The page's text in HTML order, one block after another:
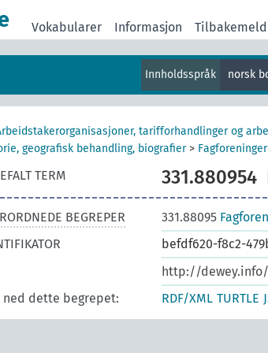
Vokabularer Informasjon
Innholdsspråk norsk
tarifforhandlinger og
geografisk behandling, biografier>
TERM 331.880954
BEGREPER 331.88095
befdf620-f8c2-
http://dewey.info/
ned dette begrepet:
RDF/XML TURTLE